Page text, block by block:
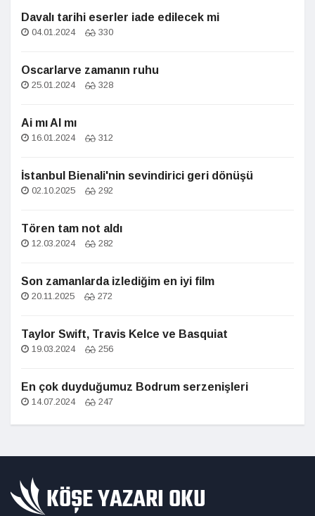
Davalı tarihi eserler iade edilecek mi
04.01.2024 330
Oscarlarve zamanın ruhu
25.01.2024 328
Ai mı AI mı
16.01.2024 312
İstanbul Bienali'nin sevindirici geri dönüşü
02.10.2025 292
Tören tam not aldı
12.03.2024 282
Son zamanlarda izlediğim en iyi film
20.11.2025 272
Taylor Swift, Travis Kelce ve Basquiat
19.03.2024 256
En çok duyduğumuz Bodrum serzenişleri
14.07.2024 247